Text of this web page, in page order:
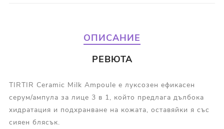
ОПИСАНИЕ
РЕВЮТА
TIRTIR Ceramic Milk Ampoule е луксозен ефикасен
серум/ампула за лице 3 в 1, който предлага дълбока
хидратация и подхранване на кожата, оставяйки я със
сияен блясък.